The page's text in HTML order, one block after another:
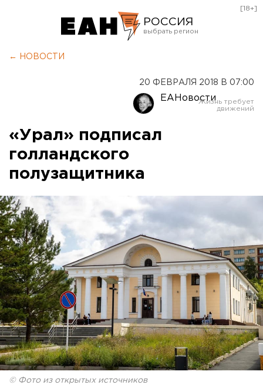
РОССИЯ
Оренбург
[18+]
← НОВОСТИ
20 ФЕВРАЛЯ 2018 В 07:00
ЕАНовости
«Урал» подписал
голландского
полузащитника
© Фото из открытых источников